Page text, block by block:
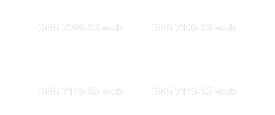
IMG 7098-KS-web IMG 7109-KS-web
IMG 7116-KS-web IMG 7119-KS-web